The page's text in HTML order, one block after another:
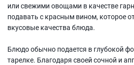
или свежими овощами в качестве
подавать с красным вином, которое
вкусовые качества блюда.
Блюдо обычно подается в глубокой
тарелке. Благодаря своей сочной и